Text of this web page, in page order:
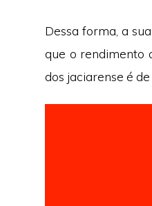
Dessa forma, a
que o rendimento
dos jaciarense é